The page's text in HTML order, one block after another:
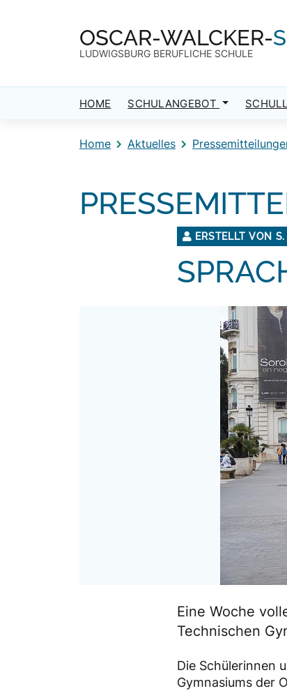
OSCAR-WALCKER-
LUDWIGSBURG BERUFLICHE SCHULE
HOME SCHULANGEBOT
Home Aktuelles
ERSTELLT VON
Eine Woche
Technischen
Die Schülerinnen
Gymnasiums der